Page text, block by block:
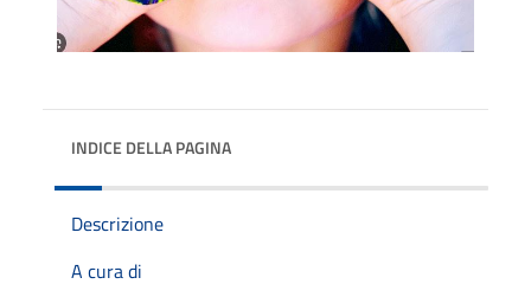
INDICE DELLA PAGINA
Descrizione
A cura di